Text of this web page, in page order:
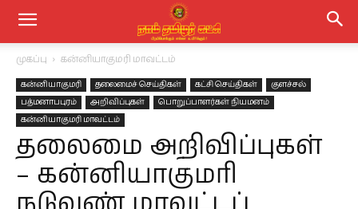
முகப்பு கன்னியாகுமரி மாவட்டம்
கன்னியாகுமரி தலைமைச் செய்திகள் கட்சி செய்திகள்
குளச்சல்
பத்மனாபபுரம்
அறிவிப்புகள்
பொறுப்பாளர்கள் நியமனம்
கன்னியாகுமரி மாவட்டம்
தலைமை அறிவிப்புகள்
– கன்னியாகுமரி